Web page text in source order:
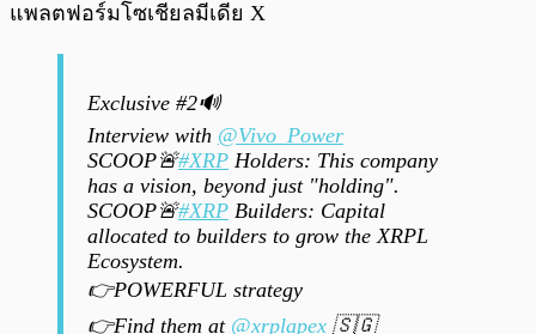
แพลตฟอร์มโซเชียลมีเดีย X
Exclusive #2🔊
Interview with @Vivo_Power
SCOOP🚨#XRP Holders: This company
has a vision, beyond just "holding".
SCOOP🚨#XRP Builders: Capital
allocated to builders to grow the XRPL
Ecosystem.
👉POWERFUL strategy
👉Find them at @xrplapex 🇸🇬